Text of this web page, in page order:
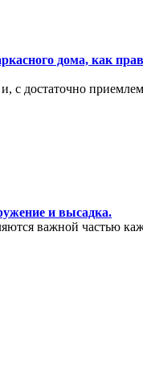
дома, как
с достаточно
и высадка.
важной частью